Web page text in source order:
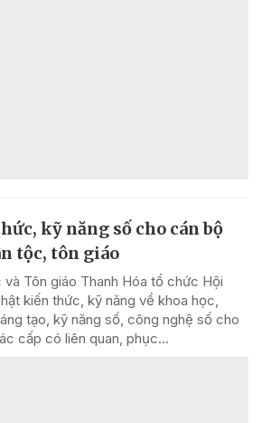
kỹ năng số cho cán bộ
tộc, tôn giáo
Tôn giáo Thanh Hóa tổ chức Hội
kiến thức, kỹ năng về khoa học,
tạo, kỹ năng số, công nghệ số cho
cấp có liên quan, phục...